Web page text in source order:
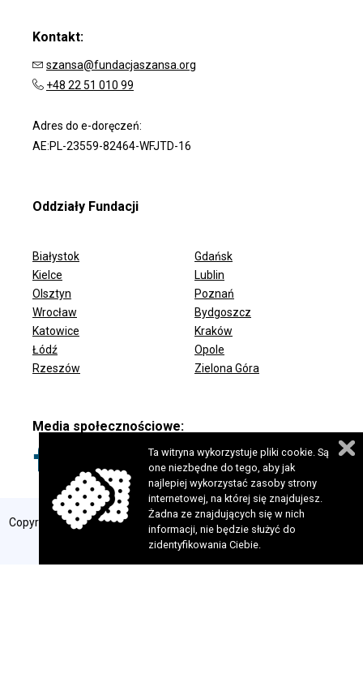
Kontakt:
szansa@fundacjaszansa.org
+48 22 51 010 99
Adres do e-doręczeń:
AE:PL-23559-82464-WFJTD-16
Oddziały Fundacji
ODDZIAŁY FUNDACJI
Białystok
Gdańsk
Kielce
Lublin
Olsztyn
Poznań
Wrocław
Bydgoszcz
Katowice
Kraków
Łódź
Opole
Rzeszów
Zielona Góra
Media społecznościowe:
Copyright 2024 © Fundacja Szansa dla Niewidomych. Wszelkie prawa
zastrzeżone. Realizacja:
perfekcyjneStrony.pl
Ta witryna wykorzystuje pliki cookie. Są
one niezbędne do tego, aby jak
najlepiej wykorzystać zasoby strony
internetowej, na której się znajdujesz.
Żadna ze znajdujących się w nich
informacji, nie będzie służyć do
zidentyfikowania Ciebie.